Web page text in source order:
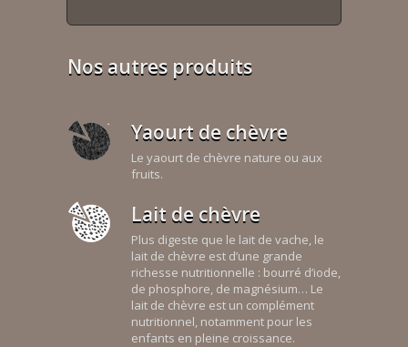
Nos autres produits
Yaourt de chèvre
Le yaourt de chèvre nature ou aux
fruits.
Lait de chèvre
Plus digeste que le lait de vache, le
lait de chèvre est d’une grande
richesse nutritionnelle : bourré d’iode,
de phosphore, de magnésium… Le
lait de chèvre est un complément
nutritionnel, notamment pour les
enfants en pleine croissance.